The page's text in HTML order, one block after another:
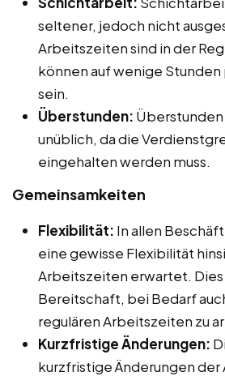
seltener, jedoch nicht
Arbeitszeiten sind in der
können auf wenige
sein.
Überstunden:
unüblich, da die
eingehalten werden muss.
Gemeinsamkeiten
Flexibilität: In allen
eine gewisse Flexibilität
Arbeitszeiten erwartet. Dies
Bereitschaft, bei Bedarf
regulären Arbeitszeiten zu
Kurzfristige Änderungen:
kurzfristige Änderungen